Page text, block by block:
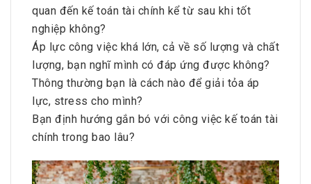
quan đến kế toán tài chính kể từ sau khi tốt
nghiệp không?
Áp lực công việc khá lớn, cả về số lượng và chất
lượng, bạn nghĩ mình có đáp ứng được không?
Thông thường bạn là cách nào để giải tỏa áp
lực, stress cho mình?
Bạn định hướng gắn bó với công việc kế toán tài
chính trong bao lâu?